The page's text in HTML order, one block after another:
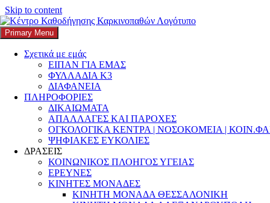
Skip to content
K3
ΚΕΝΤΡΟ ΚΑΘΟΔΗΓΗΣΗΣ ΚΑΡΚΙΝΟΠΑΘΩΝ
Primary Menu
Σχετικά με εμάς
ΕΙΠΑΝ ΓΙΑ ΕΜΑΣ
ΦΥΛΛΑΔΙΑ Κ3
ΔΙΑΦΑΝΕΙΑ
ΠΛΗΡΟΦΟΡΙΕΣ
ΔΙΚΑΙΩΜΑΤΑ
ΑΠΑΛΛΑΓΕΣ ΚΑΙ ΠΑΡΟΧΕΣ
ΟΓΚΟΛΟΓΙΚΑ ΚΕΝΤΡΑ | ΝΟΣΟΚΟΜΕΙΑ |
ΨΗΦΙΑΚΕΣ ΕΥΚΟΛΙΕΣ
ΔΡΑΣΕΙΣ
ΚΟΙΝΩΝΙΚΟΣ ΠΛΟΗΓΟΣ ΥΓΕΙΑΣ
ΕΡΕΥΝΕΣ
ΚΙΝΗΤΕΣ ΜΟΝΑΔΕΣ
ΚΙΝΗΤΗ ΜΟΝΑΔΑ ΘΕΣΣΑΛΟΝΙΚΗ
Search
Αναζήτηση για:
Κατηγορία:ΤΕΧΝΟΛΟΓΙΑ
Ενεργός ρόλος των ΟΚοιΠ στη
διαμόρφωση δημόσιων πολιτικών: Πώς
οι διεκδικήσεις μας για την υγεία γίνονται
πράξη
25 Ιουλίου, 2026 25 Ιουλίου, 2026Authork3-